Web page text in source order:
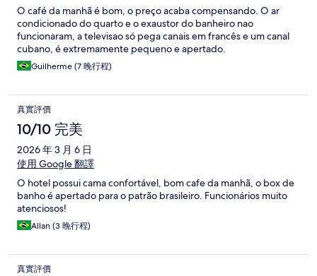
O café da manhã é bom, o preço acaba compensando. O ar
condicionado do quarto e o exaustor do banheiro nao
funcionaram, a televisao só pega canais em francês e um canal
cubano, é extremamente pequeno e apertado.
Guilherme (7 晚行程)
真實評價
10/10 完美
2026 年 3 月 6 日
使用 Google 翻譯
O hotel possui cama confortável, bom cafe da manhã, o box de
banho é apertado para o patrão brasileiro. Funcionários muito
atenciosos!
Allan (3 晚行程)
真實評價